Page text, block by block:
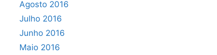
Agosto 2016
Julho 2016
Junho 2016
Maio 2016